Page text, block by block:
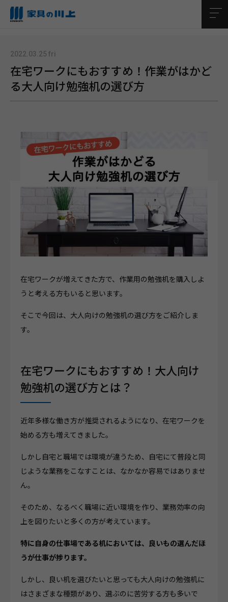
TOP
プロが教える耳寄り情報
在宅ワークにもおすすめ！作業がはかどる大人向け勉強机の選び方
2022.03.25 fri
在宅ワークにもおすすめ！作業がはかど
る大人向け勉強机の選び方
在宅ワークが増えてきた方で、作業用の勉強机を購入しよ
うと考える方もいると思います。
そこで今回は、大人向けの勉強机の選び方をご紹介しま
す。
在宅ワークにもおすすめ！大人向け
勉強机の選び方とは？
近年多様な働き方が推奨されるようになり、在宅ワークを
始める方も増えてきました。
しかし自宅と職場では環境が違うため、自宅にて普段と同
じような業務をこなすことは、なかなか容易ではありませ
ん。
そのため、なるべく職場に近い環境を作り、業務効率の向
上を図りたいと多くの方が考えています。
特に自身の仕事場である机においては、良いもの選んだほ
うが仕事が捗ります。
しかし、良い机を選びたいと思っても大人向けの勉強机に
はさまざまな種類があり、選ぶのに苦労する方も多いで